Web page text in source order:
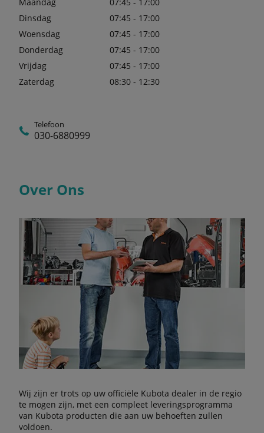
Dinsdag
07:45 - 17:00
Woensdag
07:45 - 17:00
Donderdag
07:45 - 17:00
Vrijdag
07:45 - 17:00
Zaterdag
08:30 - 12:30
Telefoon
030-6880999
Over Ons
Wij zijn er trots op uw officiële Kubota dealer in de regio
te mogen zijn, met een compleet leveringsprogramma
van Kubota producten die aan uw behoeften zullen
voldoen.